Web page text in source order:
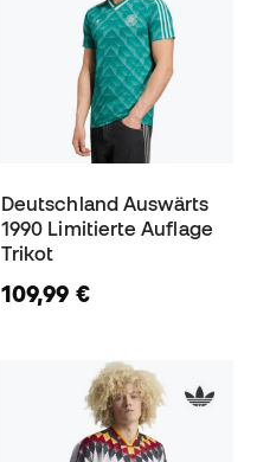
Deutschland Auswärts
1990 Limitierte Auflage
Trikot
109,99 €